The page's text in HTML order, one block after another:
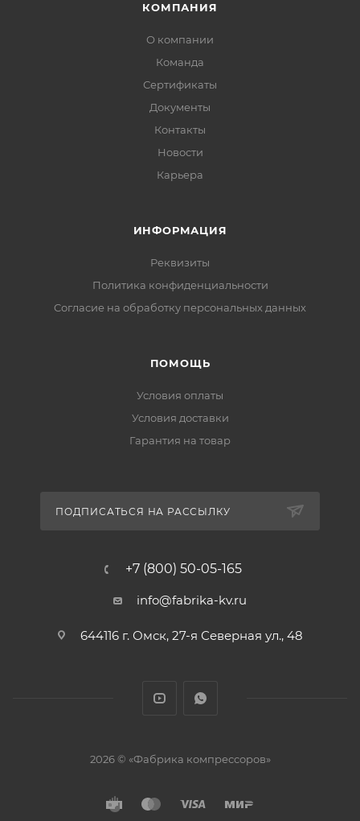
КОМПАНИЯ
О компании
Команда
Сертификаты
Документы
Контакты
Новости
Карьера
ИНФОРМАЦИЯ
Реквизиты
Политика конфиденциальности
Cогласие на обработку персональных данных
ПОМОЩЬ
Условия оплаты
Условия доставки
Гарантия на товар
ПОДПИСАТЬСЯ НА РАССЫЛКУ
+7 (800) 50-05-165
info@fabrika-kv.ru
644116 г. Омск, 27-я Северная ул., 48
2026 © «Фабрика компрессоров»